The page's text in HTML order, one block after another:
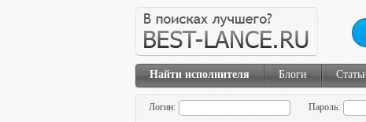
Найти исполнителя Блоги
Логин:
Пароль: